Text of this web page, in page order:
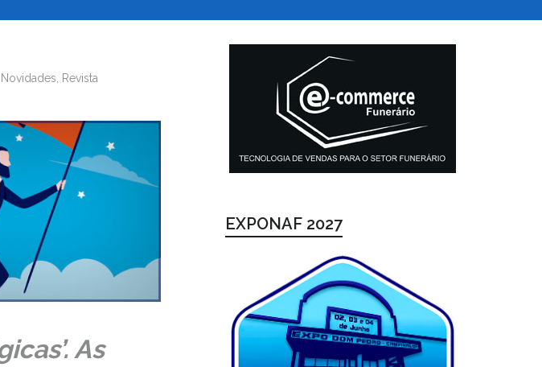
Novidades
Revista
As
EXPONAF 2027